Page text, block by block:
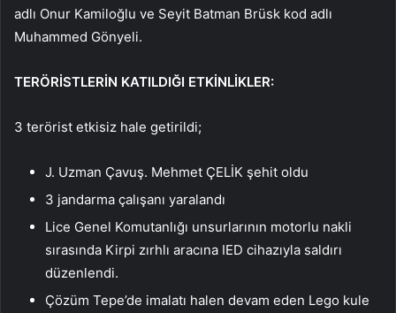
adlı Onur Kamiloğlu ve Seyit Batman Brüsk kod adlı
Muhammed Gönyeli.
TERÖRİSTLERİN KATILDIĞI ETKİNLİKLER:
3 terörist etkisiz hale getirildi;
J. Uzman Çavuş. Mehmet ÇELİK şehit oldu
3 jandarma çalışanı yaralandı
Lice Genel Komutanlığı unsurlarının motorlu nakli
sırasında Kirpi zırhlı aracına IED cihazıyla saldırı
düzenlendi.
Çözüm Tepe’de imalatı halen devam eden Lego kule